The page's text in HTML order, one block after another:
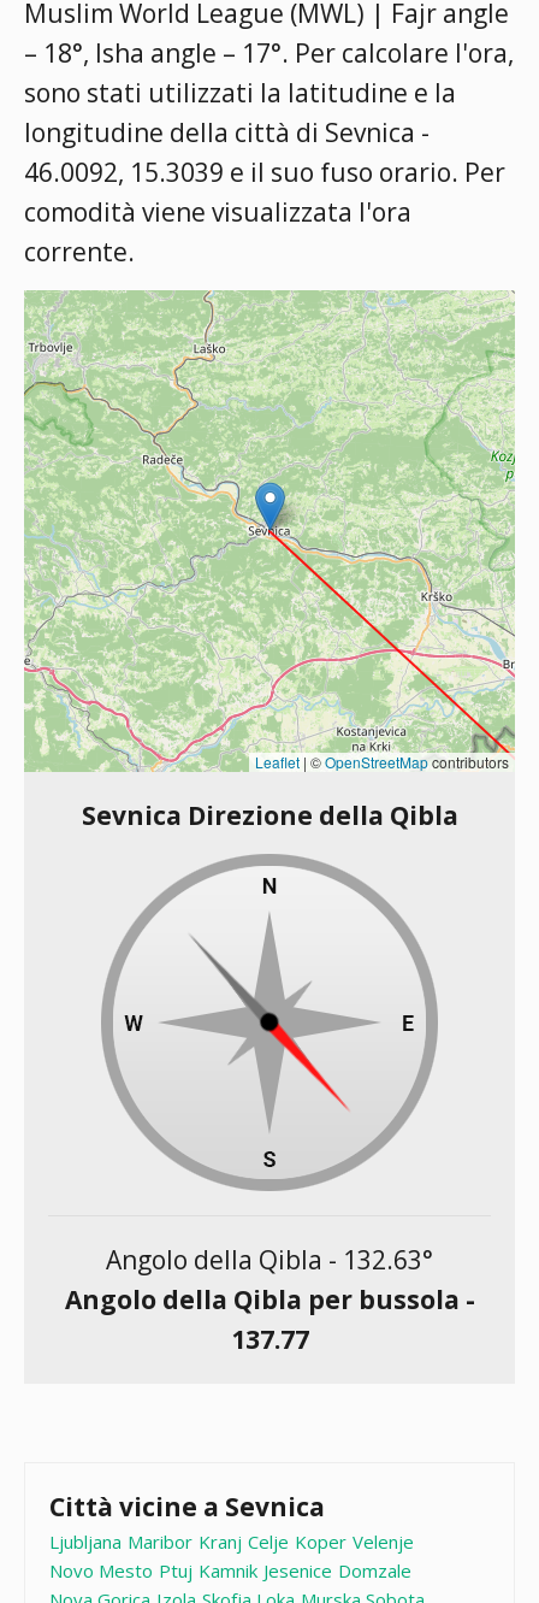
Muslim World League (MWL) | Fajr angle
– 18°, Isha angle – 17°. Per calcolare l'ora,
sono stati utilizzati la latitudine e la
longitudine della città di Sevnica -
46.0092, 15.3039 e il suo fuso orario. Per
comodità viene visualizzata l'ora
corrente.
Leaflet | ©OpenStreetMapcontributors
Sevnica Direzione della Qibla
Angolo della Qibla - 132.63°
Angolo della Qibla per bussola -
137.77
Città vicine a Sevnica
Ljubljana Maribor Kranj Celje Koper Velenje
Novo Mesto Ptuj Kamnik Jesenice Domzale